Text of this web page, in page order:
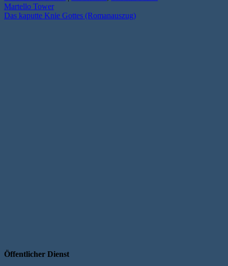
Martello Tower
Das kaputte Knie Gottes (Romanauszug)
Öffentlicher Dienst